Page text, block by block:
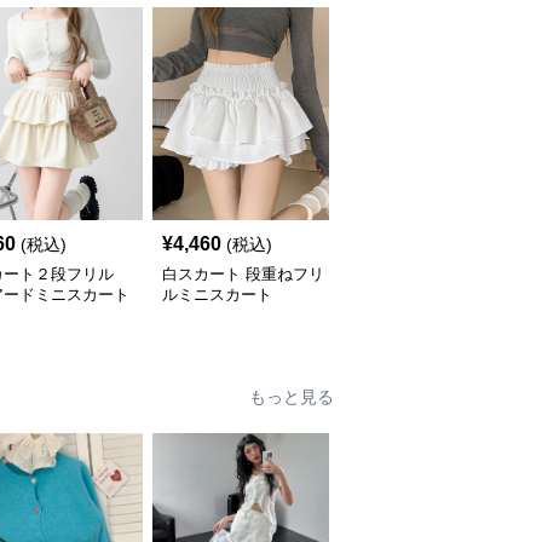
(税込)
ート２段フリル
ドミニスカート
¥4,460 (税込)
白スカート 段重ねフリ
ルミニスカート
もっと見る